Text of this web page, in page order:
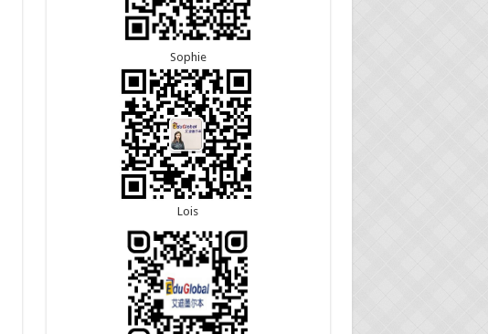
Sophie
Lois